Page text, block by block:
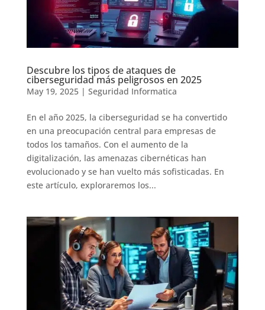
Descubre los tipos de ataques de
ciberseguridad más peligrosos en 2025
May 19, 2025| Seguridad Informatica
En el año 2025, la ciberseguridad se ha convertido
en una preocupación central para empresas de
todos los tamaños. Con el aumento de la
digitalización, las amenazas cibernéticas han
evolucionado y se han vuelto más sofisticadas. En
este artículo, exploraremos los...